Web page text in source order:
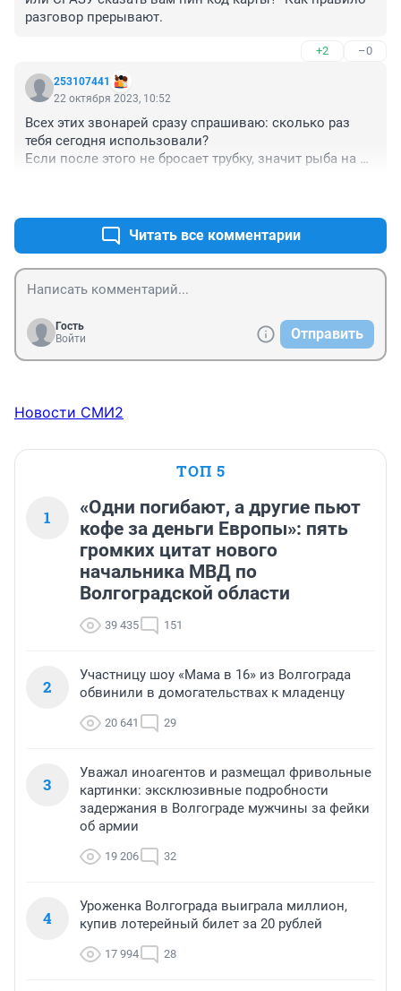
разговор прерывают.
+2 –0
253107441
22 октября 2023, 10:52
Всех этих звонарей сразу спрашиваю: сколько раз
тебя сегодня использовали?
Если после этого не бросает трубку, значит рыба на
великого и могучего русского языка.
Обычно это помогает и номер попадает в черный
список у мошенников!
Читать все комментарии
Гость
Войти
Отправить
Новости СМИ2
ТОП 5
1
«Одни погибают, а другие пьют
кофе за деньги Европы»: пять
громких цитат нового
начальника МВД по
Волгоградской области
39 435 151
2
Участницу шоу «Мама в 16» из Волгограда
обвинили в домогательствах к младенцу
20 641 29
3
Уважал иноагентов и размещал фривольные
картинки: эксклюзивные подробности
задержания в Волгограде мужчины за фейки
об армии
19 206 32
4
Уроженка Волгограда выиграла миллион,
купив лотерейный билет за 20 рублей
17 994 28